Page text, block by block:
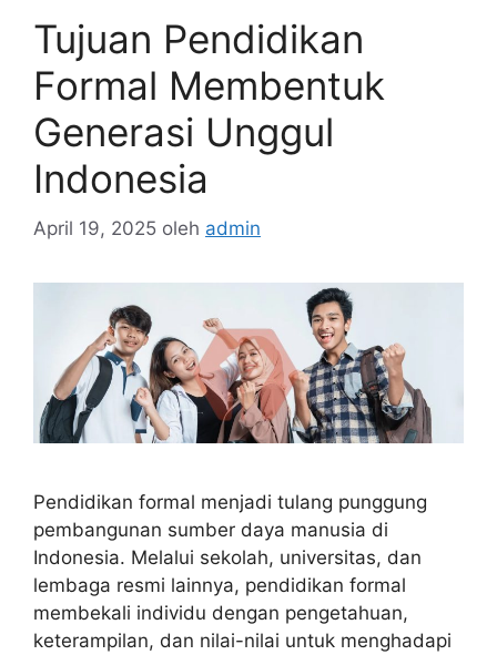
Tujuan Pendidikan
Formal Membentuk
Generasi Unggul
Indonesia
April 19, 2025 oleh admin
Pendidikan formal menjadi tulang punggung
pembangunan sumber daya manusia di
Indonesia. Melalui sekolah, universitas, dan
lembaga resmi lainnya, pendidikan formal
membekali individu dengan pengetahuan,
keterampilan, dan nilai-nilai untuk menghadapi